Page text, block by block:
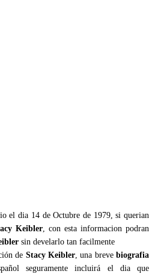
el dia 14 de Octubre de 1979, si querian
Keibler, con esta informacion podran
sin develarlo tan facilmente
de Stacy Keibler, una brevebiografia
seguramente incluirá el dia que